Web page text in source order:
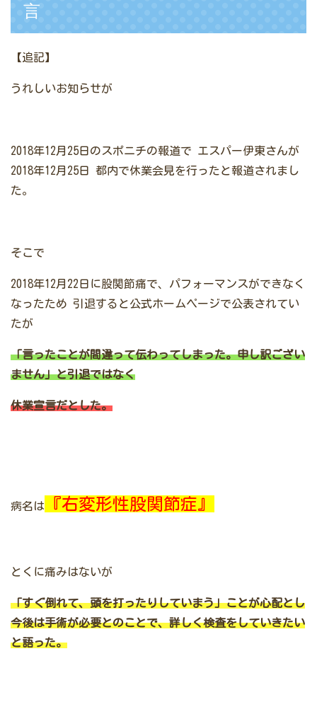
言
【追記】
うれしいお知らせが
2018年12月25日のスポニチの報道で エスパー伊東さんが
2018年12月25日
都内で休業会見を行ったと報道されまし
た。
そこで
2018年12月22日に股関節痛で、パフォーマンスができなく
なったため 引退すると公式ホームページで公表されてい
たが
「言ったことが間違って伝わってしまった。申し訳ござい
ません」と引退ではなく
休業宣言だとした。
病名は 『右変形性股関節症』
とくに痛みはないが
「すぐ倒れて、頭を打ったりしていまう」ことが心配とし
今後は手術が必要とのことで、詳しく検査をしていきたい
と語った。